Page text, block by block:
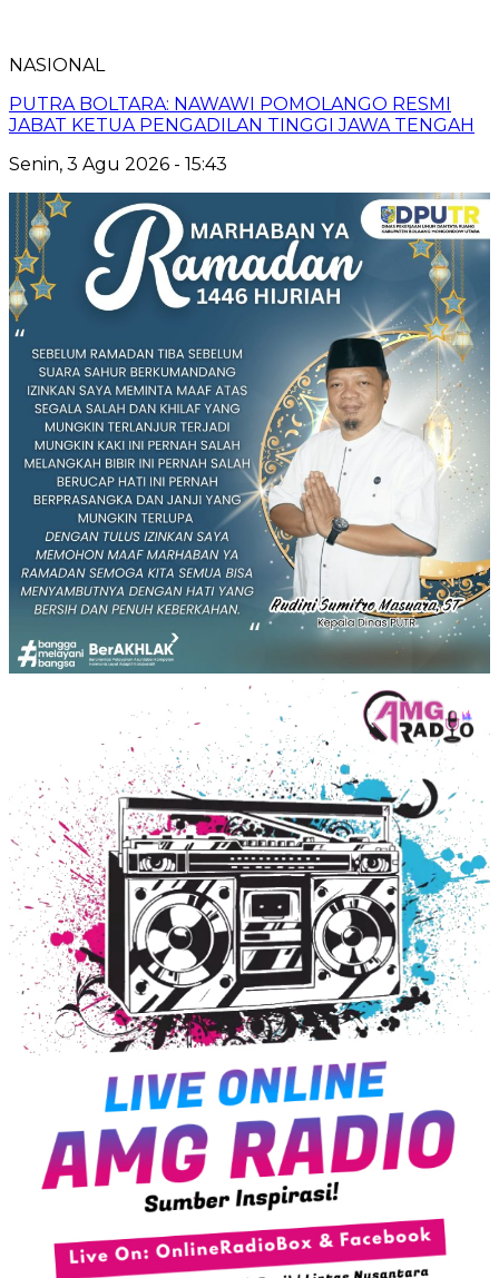
NASIONAL
PUTRA BOLTARA: NAWAWI POMOLANGO RESMI
JABAT KETUA PENGADILAN TINGGI JAWA TENGAH
Senin, 3 Agu 2026 - 15:43